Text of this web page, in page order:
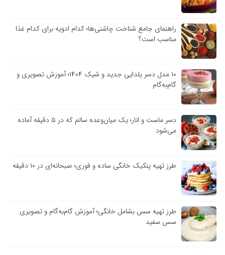
راهنمای جامع شناخت چاشنی‌ها؛ کدام ادویه برای کدام غذا
مناسب است؟
۱۰ مدل دسر یلدایی جدید و شیک ۱۴۰۴؛ آموزش تصویری و
گام‌به‌گام
دسر ماست و انار؛ یک میان‌وعده سالم که در ۵ دقیقه آماده
می‌شود
طرز تهیه پنکیک خانگی ساده و فوری؛ صبحانه‌ای در ۱۰ دقیقه
طرز تهیه سس بشامل خانگی؛ آموزش گام‌به‌گام و تصویری
سس سفید